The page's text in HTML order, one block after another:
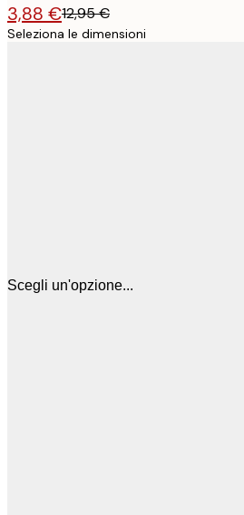
3,88 €12,95 €
Seleziona le dimensioni
Scegli un'opzione...